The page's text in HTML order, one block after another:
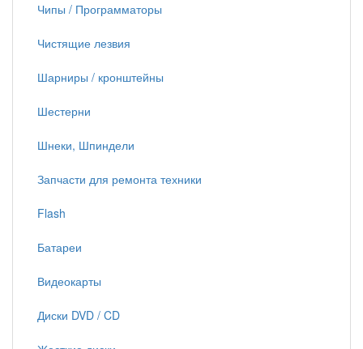
Чипы / Программаторы
Чистящие лезвия
Шарниры / кронштейны
Шестерни
Шнеки, Шпиндели
Запчасти для ремонта техники
Flash
Батареи
Видеокарты
Диски DVD / CD